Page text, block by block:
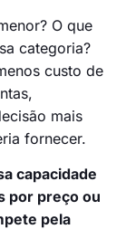
O que
categoria?
custo de
mais
fornecer.
capacidade
por preço ou
pela